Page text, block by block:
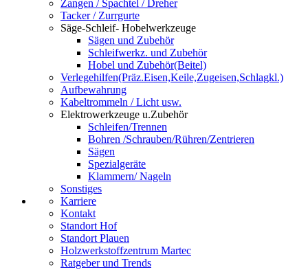
Zangen / Spachtel / Dreher
Tacker / Zurrgurte
Säge-Schleif- Hobelwerkzeuge
Sägen und Zubehör
Schleifwerkz. und Zubehör
Hobel und Zubehör(Beitel)
Verlegehilfen(Präz.Eisen,Keile,Zugeisen,Schlagkl.)
Aufbewahrung
Kabeltrommeln / Licht usw.
Elektrowerkzeuge u.Zubehör
Schleifen/Trennen
Bohren /Schrauben/Rühren/Zentrieren
Sägen
Spezialgeräte
Klammern/ Nageln
Sonstiges
Karriere
Kontakt
Standort Hof
Standort Plauen
Holzwerkstoffzentrum Martec
Ratgeber und Trends